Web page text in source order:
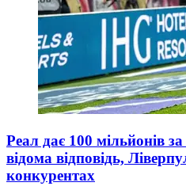
Реал дає 100 мільйонів
відома відповідь,
конкурентах